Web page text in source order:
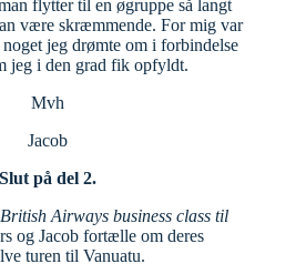
flytter til en øgruppe så langt
være skræmmende. For mig var
noget jeg drømte om i forbindelse
jeg i den grad fik opfyldt.
Mvh
Jacob
Slut på del 2.
Airways business class til
og Jacob fortælle om deres
turen til Vanuatu.